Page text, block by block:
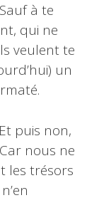
à te
qui ne
veulent te
un
puis non,
nous ne
les trésors